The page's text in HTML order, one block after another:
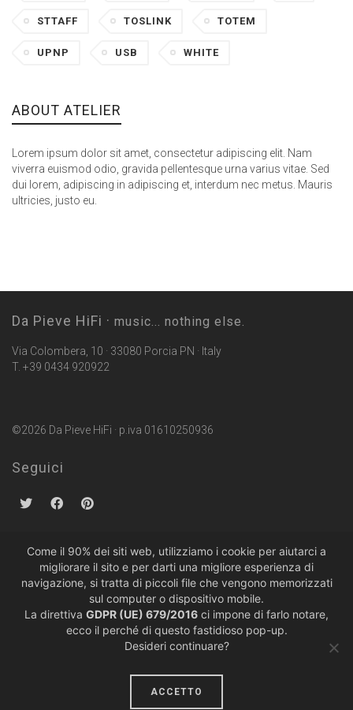
STTAFF TOSLINK TOTEM
UPNP USB WHITE
ABOUT ATELIER
Lorem ipsum dolor sit amet, consectetur adipiscing elit. Nam
viverra euismod odio, gravida pellentesque urna varius vitae. Sed
dui lorem, adipiscing in adipiscing et, interdum nec metus. Mauris
ultricies, justo eu.
Da Pieve HiFi · music... nothing else.
Via Colombera, 10 · 33080 Porcia PN · Italy
T. +39 0434 920922
©2026 Da Pieve HiFi · p.iva 01610250936
Seguici
Politiche sulla Privacy· Condizioni di Vendita
Come il 90% dei siti web, utilizziamo i cookie per aiutarci a
migliorare il sito e per darti una migliore esperienza di
navigazione, si tratta di piccoli file che vengono memorizzati
sul computer o dispositivo mobile.
La direttiva GDPR (UE) 679/2016 ci impone di farlo notare,
ecco il perché di questo fastidioso pop-up.
Desideri continuare?
ACCETTO